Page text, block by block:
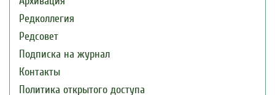
Редколлегия
Редсовет
Подписка на журнал
Контакты
Политика открытого доступа